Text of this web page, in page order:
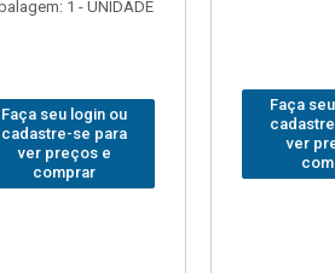
Faça seu login ou
cadastre-se para
ver preços e
comprar
Faça
ver